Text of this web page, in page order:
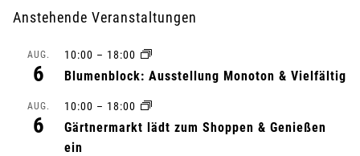
a
Anstehende Veranstaltungen
AUG.
6
10:00 – 18:00
Blumenblock: Ausstellung Monoton & Vielfältig
AUG.
6
10:00 – 18:00
Gärtnermarkt lädt zum Shoppen & Genießen
ein